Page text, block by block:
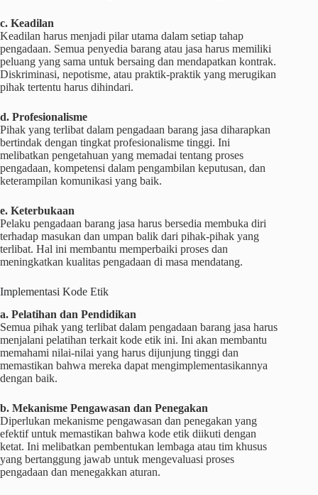
c. Keadilan
Keadilan harus menjadi pilar utama dalam setiap tahap
pengadaan. Semua penyedia barang atau jasa harus memiliki
peluang yang sama untuk bersaing dan mendapatkan kontrak.
Diskriminasi, nepotisme, atau praktik-praktik yang merugikan
pihak tertentu harus dihindari.
d. Profesionalisme
Pihak yang terlibat dalam pengadaan barang jasa diharapkan
bertindak dengan tingkat profesionalisme tinggi. Ini
melibatkan pengetahuan yang memadai tentang proses
pengadaan, kompetensi dalam pengambilan keputusan, dan
keterampilan komunikasi yang baik.
e. Keterbukaan
Pelaku pengadaan barang jasa harus bersedia membuka diri
terhadap masukan dan umpan balik dari pihak-pihak yang
terlibat. Hal ini membantu memperbaiki proses dan
meningkatkan kualitas pengadaan di masa mendatang.
Implementasi Kode Etik
a. Pelatihan dan Pendidikan
Semua pihak yang terlibat dalam pengadaan barang jasa harus
menjalani pelatihan terkait kode etik ini. Ini akan membantu
memahami nilai-nilai yang harus dijunjung tinggi dan
memastikan bahwa mereka dapat mengimplementasikannya
dengan baik.
b. Mekanisme Pengawasan dan Penegakan
Diperlukan mekanisme pengawasan dan penegakan yang
efektif untuk memastikan bahwa kode etik diikuti dengan
ketat. Ini melibatkan pembentukan lembaga atau tim khusus
yang bertanggung jawab untuk mengevaluasi proses
pengadaan dan menegakkan aturan.